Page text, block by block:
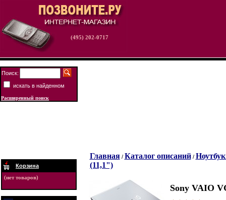
(495) 202-0717
Поиск:
искать в найденном
Расширенный поиск
Корзина
(нет товаров)
Главная/ Каталог описаний/
(11,1")
Sony VAIO